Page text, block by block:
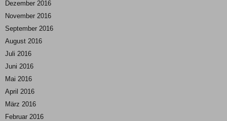
Dezember 2016
November 2016
September 2016
August 2016
Juli 2016
Juni 2016
Mai 2016
April 2016
März 2016
Februar 2016